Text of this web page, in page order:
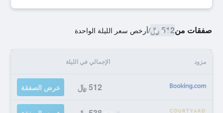
صفقات من512 ﷼ /أرخص سعر الليلة الواحدة
مزود الإجمالي في الليلة
512 ﷼ عرض الصفقة